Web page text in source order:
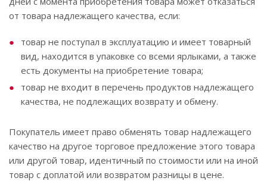
от товара надлежащего качества, если:
товар не поступал в эксплуатацию и имеет товарный
вид, находится в упаковке со всеми ярлыками, а также
есть документы на приобретение товара;
товар не входит в перечень продуктов надлежащего
качества, не подлежащих возврату и обмену.
Покупатель имеет право обменять товар надлежащего
качество на другое торговое предложение этого товара
или другой товар, идентичный по стоимости или на иной
товар с доплатой или возвратом разницы в цене.